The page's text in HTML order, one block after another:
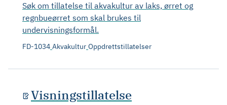
Søk om tillatelse til akvakultur av laks, ørret og
regnbueørret som skal brukes til
undervisningsformål.
FD-1034 Akvakultur Oppdrettstillatelser
Visningstillatelse